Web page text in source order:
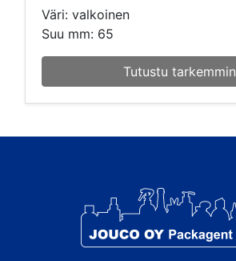
Väri: valkoinen
Suu mm: 65
Tutustu tarkemmin